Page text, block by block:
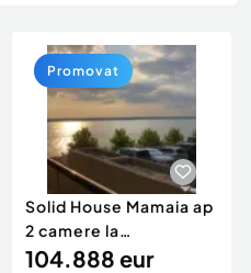
Solid House Mamaia ap
2 camere la
cheie,langa Mega
104.888 eur
Promovat